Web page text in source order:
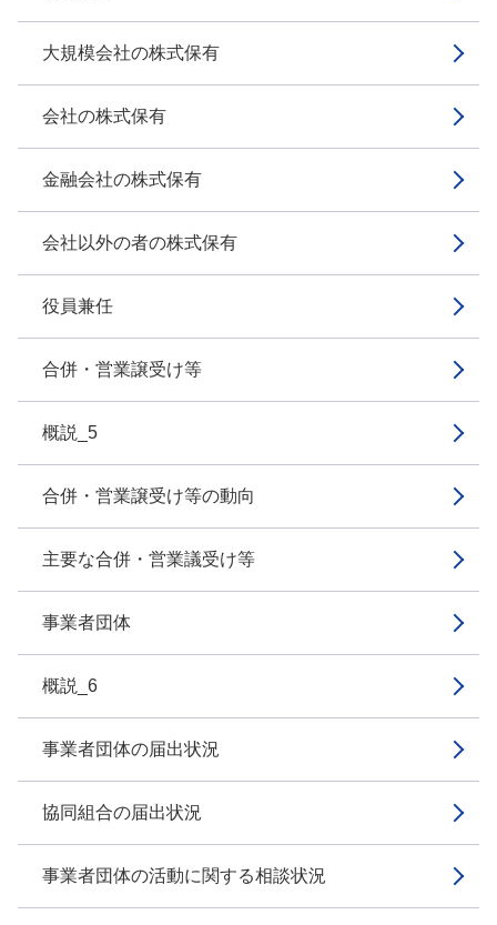
大規模会社の株式保有
会社の株式保有
金融会社の株式保有
会社以外の者の株式保有
役員兼任
合併・営業譲受け等
概説_5
合併・営業譲受け等の動向
主要な合併・営業議受け等
事業者団体
概説_6
事業者団体の届出状況
協同組合の届出状況
事業者団体の活動に関する相談状況